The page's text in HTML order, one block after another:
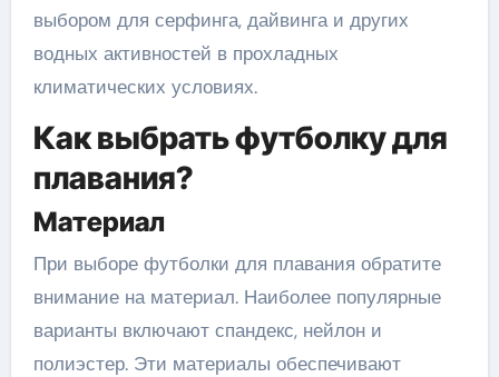
выбором для серфинга, дайвинга и других
водных активностей в прохладных
климатических условиях.
Как выбрать футболку для
плавания?
Материал
При выборе футболки для плавания обратите
внимание на материал. Наиболее популярные
варианты включают спандекс, нейлон и
полиэстер. Эти материалы обеспечивают